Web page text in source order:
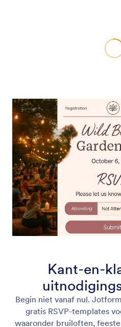
Kant-en-
Begin niet vanaf nul.
gratis RSVP-templates
waaronder bruiloften,